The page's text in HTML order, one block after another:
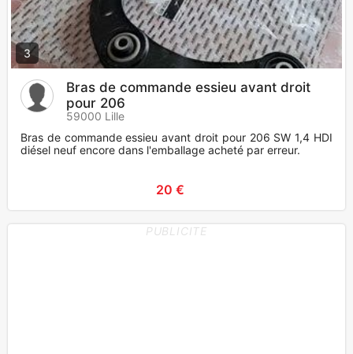
3
Bras de commande essieu avant droit
pour 206
59000 Lille
Bras de commande essieu avant droit pour 206 SW 1,4 HDI
diésel neuf encore dans l'emballage acheté par erreur.
20 €
PUBLICITE